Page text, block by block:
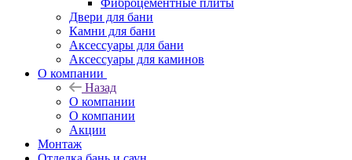
Фиброцементные плиты
Двери для бани
Камни для бани
Аксессуары для бани
Аксессуары для каминов
О компании
Назад
О компании
О компании
Акции
Монтаж